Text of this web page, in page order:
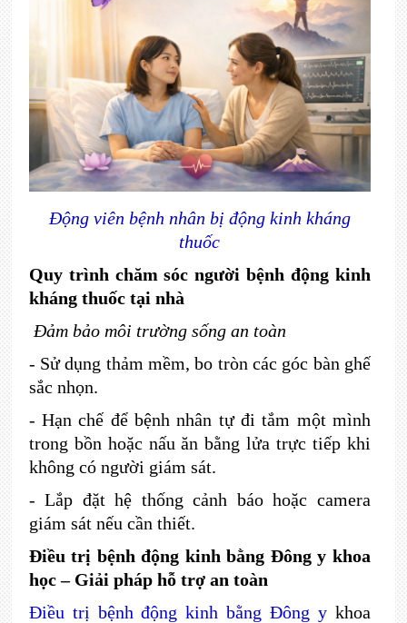
Động viên bệnh nhân bị động kinh kháng
thuốc
Quy trình chăm sóc người bệnh động kinh
kháng thuốc tại nhà
Đảm bảo môi trường sống an toàn
- Sử dụng thảm mềm, bo tròn các góc bàn ghế
sắc nhọn.
- Hạn chế để bệnh nhân tự đi tắm một mình
trong bồn hoặc nấu ăn bằng lửa trực tiếp khi
không có người giám sát.
- Lắp đặt hệ thống cảnh báo hoặc camera
giám sát nếu cần thiết.
Điều trị bệnh động kinh bằng Đông y khoa
học – Giải pháp hỗ trợ an toàn
Điều trị bệnh động kinh bằng Đông ykhoa